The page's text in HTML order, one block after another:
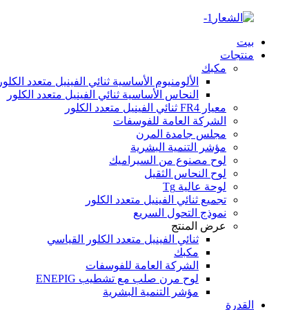
بيت
منتجات
مكبك
الألومنيوم الأساسية ثنائي الفينيل متعدد الكلور
النحاس الأساسية ثنائي الفينيل متعدد الكلور
معيار FR4 ثنائي الفينيل متعدد الكلور
الشركة العامة للفوسفات
مجلس جامدة المرن
مؤشر التنمية البشرية
لوح مصنوع من السيراميك
لوح النحاس الثقيل
لوحة عالية Tg
تجميع ثنائي الفينيل متعدد الكلور
نموذج التحول السريع
عرض المنتج
ثنائي الفينيل متعدد الكلور القياسي
مكبك
الشركة العامة للفوسفات
لوح مرن صلب مع تشطيب ENEPIG
مؤشر التنمية البشرية
القدرة